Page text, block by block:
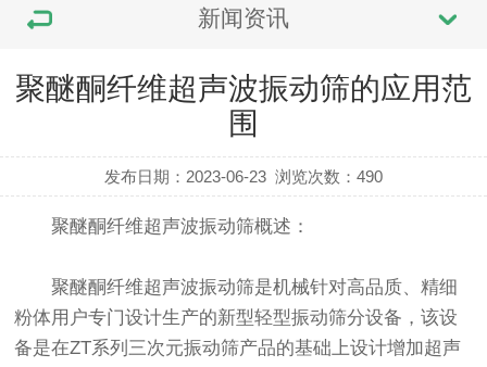
新闻资讯
聚醚酮纤维超声波振动筛的应用范
围
发布日期：2023-06-23 浏览次数：490
聚醚酮纤维超声波振动筛概述：
聚醚酮纤维超声波振动筛是机械针对高品质、精细
粉体用户专门设计生产的新型轻型振动筛分设备，该设
备是在ZT系列三次元振动筛产品的基础上设计增加超声